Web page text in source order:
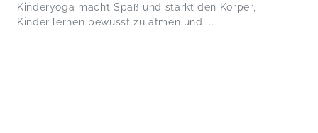
Kinderyoga macht Spaß und stärkt den Körper,
Kinder lernen bewusst zu atmen und ...